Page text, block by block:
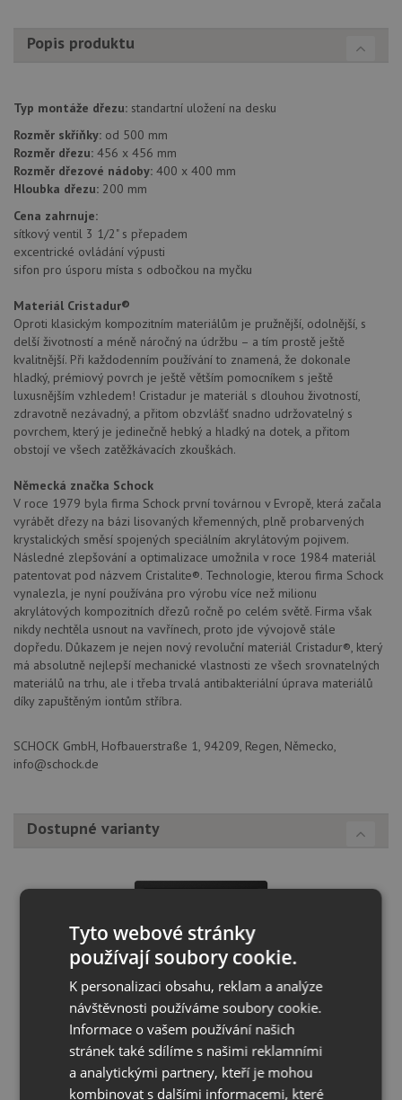
Popis produktu
Typ montáže dřezu: standartní uložení na desku
Rozměr skříňky: od 500 mm
Rozměr dřezu: 456 x 456 mm
Rozměr dřezové nádoby: 400 x 400 mm
Hloubka dřezu: 200 mm
Cena zahrnuje:
sítkový ventil 3 1/2" s přepadem
excentrické ovládání výpusti
sifon pro úsporu místa s odbočkou na myčku
Materiál Cristadur®
Oproti klasickým kompozitním materiálům je pružnější, odolnější, s
delší životností a méně náročný na údržbu – a tím prostě ještě
kvalitnější. Při každodenním používání to znamená, že dokonale
hladký, prémiový povrch je ještě větším pomocníkem s ještě
luxusnějším vzhledem! Cristadur je materiál s dlouhou životností,
zdravotně nezávadný, a přitom obzvlášť snadno udržovatelný s
povrchem, který je jedinečně hebký a hladký na dotek, a přitom
obstojí ve všech zatěžkávacích zkouškách.
Německá značka Schock
V roce 1979 byla firma Schock první továrnou v Evropě, která začala
vyrábět dřezy na bázi lisovaných křemenných, plně probarvených
krystalických směsí spojených speciálním akrylátovým pojivem.
Následné zlepšování a optimalizace umožnila v roce 1984 materiál
patentovat pod názvem Cristalite®. Technologie, kterou firma Schock
vynalezla, je nyní používána pro výrobu více než milionu
akrylátových kompozitních dřezů ročně po celém světě. Firma však
nikdy nechtěla usnout na vavřínech, proto jde vývojově stále
dopředu. Důkazem je nejen nový revoluční materiál Cristadur®, který
má absolutně nejlepší mechanické vlastnosti ze všech srovnatelných
materiálů na trhu, ale i třeba trvalá antibakteriální úprava materiálů
díky zapuštěným iontům stříbra.
SCHOCK GmbH, Hofbauerstraße 1, 94209, Regen, Německo,
info@schock.de
Dostupné varianty
Schock KAIA N-100 Puro
KOUPIT
Tyto webové stránky
používají soubory cookie.
K personalizaci obsahu, reklam a analýze
návštěvnosti používáme soubory cookie.
Informace o vašem používání našich
stránek také sdílíme s našimi reklamními
a analytickými partnery, kteří je mohou
kombinovat s dalšími informacemi, které